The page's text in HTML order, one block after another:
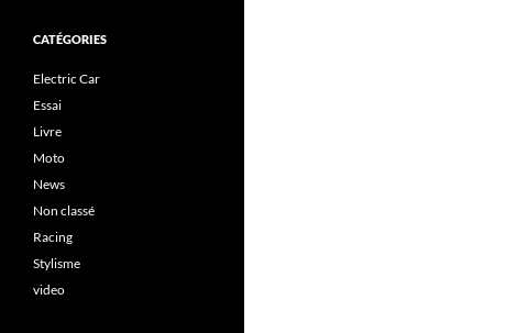
CATÉGORIES
Electric Car
Essai
Livre
Moto
News
Non classé
Racing
Stylisme
video